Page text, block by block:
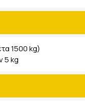
1500 kg)
5 kg